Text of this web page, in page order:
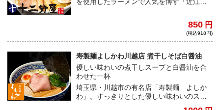
汁スープは、濃厚ながら貝の旨味が詰まっ
850 円
(税込918円)
寿製麺よしかわ川越店 煮干しそば白醤油
優しい味わいの煮干しスープと白醤油を合
わせた一杯
埼玉県・川越市の有名店「寿製麺 よしか
わ」。すっきりとした優しい味わいのスー